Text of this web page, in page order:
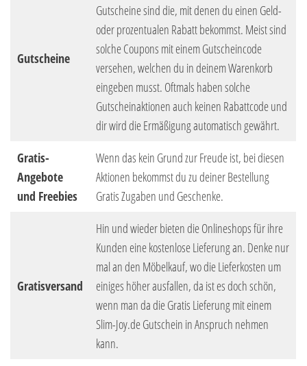
Gutscheine
Gutscheine sind die, mit denen du einen Geld-
oder prozentualen Rabatt bekommst. Meist sind
solche Coupons mit einem Gutscheincode
versehen, welchen du in deinem Warenkorb
eingeben musst. Oftmals haben solche
Gutscheinaktionen auch keinen Rabattcode und
dir wird die Ermäßigung automatisch gewährt.
Gratis-
Angebote
und Freebies
Wenn das kein Grund zur Freude ist, bei diesen
Aktionen bekommst du zu deiner Bestellung
Gratis Zugaben und Geschenke.
Gratisversand
Hin und wieder bieten die Onlineshops für ihre
Kunden eine kostenlose Lieferung an. Denke nur
mal an den Möbelkauf, wo die Lieferkosten um
einiges höher ausfallen, da ist es doch schön,
wenn man da die Gratis Lieferung mit einem
Slim-Joy.de Gutschein in Anspruch nehmen
kann.